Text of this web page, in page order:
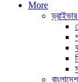
More